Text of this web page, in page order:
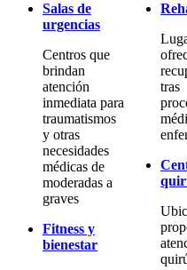
Salas de
urgencias
Centros que
brindan
atención
inmediata para
traumatismos
y otras
necesidades
médicas de
moderadas a
graves
Fitness y
bienestar
tras